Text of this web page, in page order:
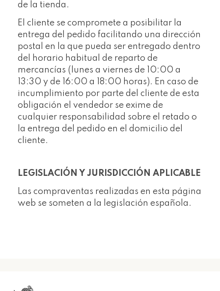
de la tienda.
El cliente se compromete a posibilitar la
entrega del pedido facilitando una dirección
postal en la que pueda ser entregado dentro
del horario habitual de reparto de
mercancías (lunes a viernes de 10:00 a
13:30 y de 16:00 a 18:00 horas). En caso de
incumplimiento por parte del cliente de esta
obligación el vendedor se exime de
cualquier responsabilidad sobre el retado o
la entrega del pedido en el domicilio del
cliente.
LEGISLACIÓN Y JURISDICCIÓN APLICABLE
Las compraventas realizadas en esta página
web se someten a la legislación española.